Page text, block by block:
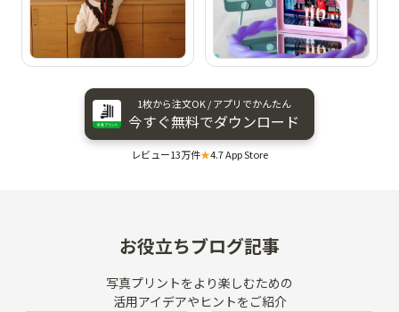
1枚から​注文OK / アプリで​かんたん
今すぐ​無料で​ダウンロード
レビュー13万件★4.7 App Store
お役立ちブログ記事
写真プリントをより楽しむための
活用アイデアやヒントをご紹介